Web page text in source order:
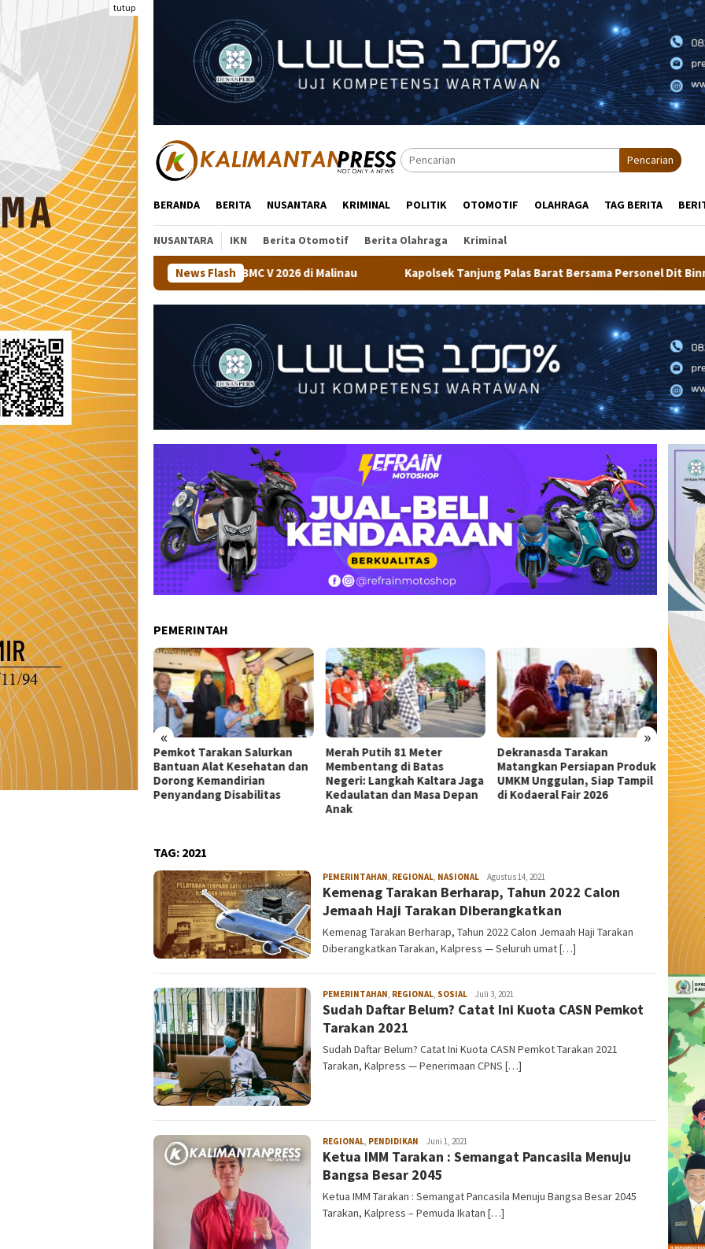
tutup
Pencarian
BERANDA BERITA NUSANTARA KRIMINAL POLITIK OTOMOTIF OLAHRAGA TAG BERITA
NUSANTARA IKN Berita Otomotif Berita Olahraga Kriminal
News Flash
Tenis Meja BMC V 2026 di Malinau Kapolsek Tanjung Palas Barat Bersama Personel Dit Binmas Polda Kaltara Salurkan
PEMERINTAH
« »
Tarakan Salurkan
Alat Kesehatan dan
Kemandirian
Disabilitas
Merah Putih 81 Meter
Membentang di Batas
Negeri: Langkah Kaltara Jaga
Kedaulatan dan Masa Depan
Dekranasda Tarakan
Matangkan Persiapan Produk
UMKM Unggulan, Siap Tampil
di Kodaeral Fair 2026
Wali Kota Tarakan Apresiasi
Beasiswa PIP Aspirasi Deddy
Sitorus untuk 209 Siswa
TAG: 2021
PEMERINTAHAN REGIONAL NASIONAL admin
Agustus 14, 2021
Kemenag Tarakan Berharap, Tahun 2022 Calon
Jemaah Haji Tarakan Diberangkatkan
Kemenag Tarakan Berharap, Tahun 2022 Calon Jemaah Haji Tarakan
Diberangkatkan Tarakan, Kalpress — Seluruh umat […]
PEMERINTAHAN, REGIONAL, SOSIAL admin
Juli 3, 2021
Sudah Daftar Belum? Catat Ini Kuota CASN Pemkot
Tarakan 2021
Sudah Daftar Belum? Catat Ini Kuota CASN Pemkot Tarakan 2021
Tarakan, Kalpress — Penerimaan CPNS […]
REGIONAL, PENDIDIKAN admin
Juni 1, 2021
Ketua IMM Tarakan : Semangat Pancasila Menuju
Bangsa Besar 2045
Ketua IMM Tarakan : Semangat Pancasila Menuju Bangsa Besar 2045
Tarakan, Kalpress – Pemuda Ikatan […]